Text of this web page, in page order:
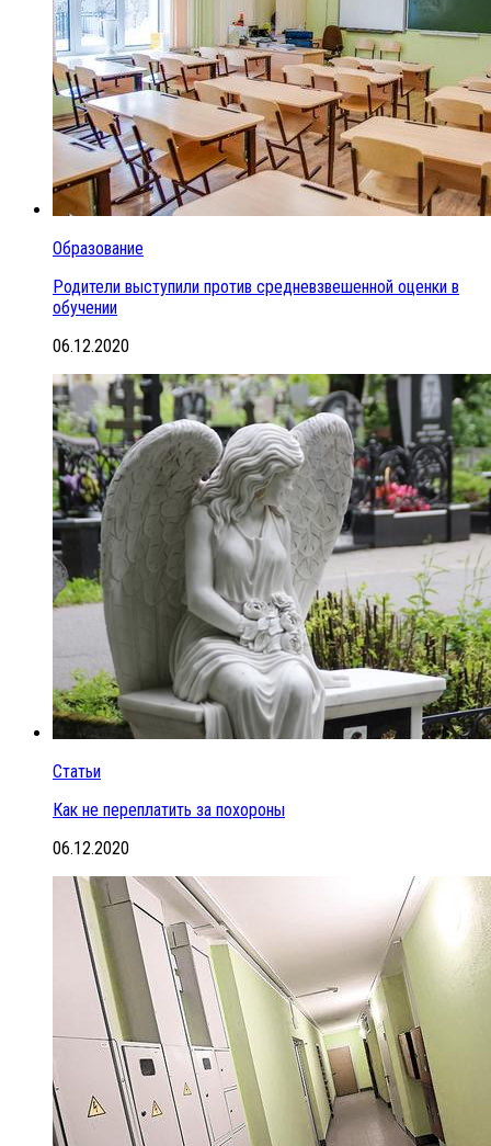
Образование
Родители выступили против средневзвешенной оценки в
обучении
06.12.2020
Статьи
Как не переплатить за похороны
06.12.2020